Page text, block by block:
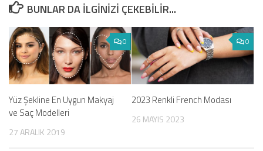
BUNLAR DA ILGINIZI ÇEKEBILIR...
0
Yüz Şekline En Uygun Makyaj
ve Saç Modelleri
27 ARALIK 2019
0
2023 Renkli French Modası
26 MAYIS 2023